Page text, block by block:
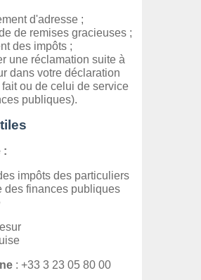
d'adresse ;
de remises gracieuses ;
des impôts ;
une réclamation suite à
dans votre déclaration
fait ou de celui de service
publiques).
:
impôts des particuliers
des finances publiques
: +33 3 23 05 80 00